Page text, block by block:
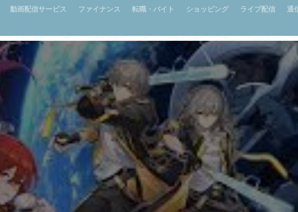
動画配信サービス ファイナンス 転職・バイト ショッピング ライブ配信 通